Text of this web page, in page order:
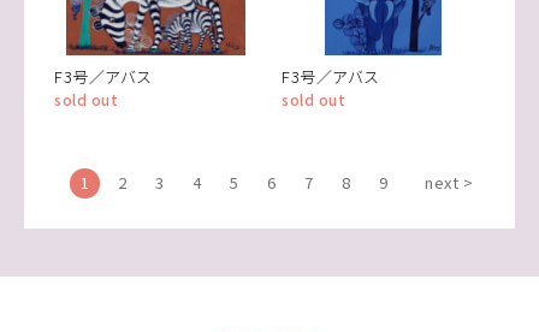
F3号／アバス
sold out
F3号／アバス
sold out
1 2 3 4 5 6 7 8 9 next >